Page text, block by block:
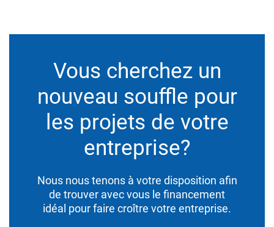
Vous cherchez un
nouveau souffle pour
les projets de votre
entreprise?
Nous nous tenons à votre disposition afin
de trouver avec vous le financement
idéal pour faire croître votre entreprise.